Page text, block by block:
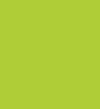
auswählen